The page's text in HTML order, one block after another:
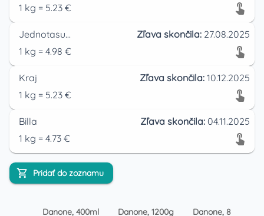
1 kg = 5.23 €
Jednotasupermarket Zľava skončila: 27.08.2025
1 kg = 4.98 €
Kraj Zľava skončila: 10.12.2025
1 kg = 5.23 €
Billa Zľava skončila: 04.11.2025
1 kg = 4.73 €
Pridať do zoznamu
Danone, 400ml Danone, 1200g Danone, 800g